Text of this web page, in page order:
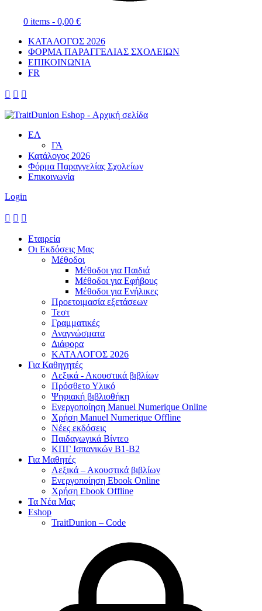
0 items - 0,00 €
ΚΑΤΑΛΟΓΟΣ 2026
ΦΟΡΜΑ ΠΑΡΑΓΓΕΛΙΑΣ ΣΧΟΛΕΙΩΝ
ΕΠΙΚΟΙΝΩΝΙΑ
FR
  
ΕΛ
ΓΑ
Κατάλογος 2026
Φόρμα Παραγγελίας Σχολείων
Επικοινωνία
Login
  
Εταιρεία
Οι Εκδόσεις Μας
Μέθοδοι
Μέθοδοι για Παιδιά
Μέθοδοι για Εφήβους
Μέθοδοι για Ενήλικες
Προετοιμασία εξετάσεων
Τεστ
Γραμματικές
Αναγνώσματα
Διάφορα
ΚΑΤΑΛΟΓΟΣ 2026
Για Καθηγητές
Λεξικά - Ακουστικά βιβλίων
Πρόσθετο Υλικό
Ψηφιακή βιβλιοθήκη
Ενεργοποίηση Manuel Numerique Online
Χρήση Manuel Numerique Offline
Νέες εκδόσεις
Παιδαγωγικά Βίντεο
ΚΠΓ Ισπανικών B1-B2
Για Μαθητές
Λεξικά – Ακουστικά βιβλίων
Ενεργοποίηση Ebook Online
Χρήση Ebook Offline
Τα Νέα Μας
Eshop
TraitDunion – Code